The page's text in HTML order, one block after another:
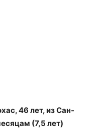
46 лет, из Сан-
(7,5 лет)